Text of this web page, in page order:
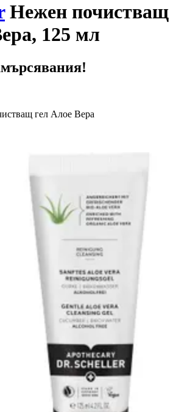
Нежен почистващ
125 мл
гел Aлое Вера